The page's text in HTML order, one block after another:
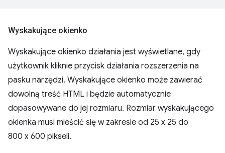
Wyskakujące okienko
Wyskakujące okienko działania jest wyświetlane, gdy
użytkownik kliknie przycisk działania rozszerzenia na
pasku narzędzi. Wyskakujące okienko może zawierać
dowolną treść HTML i będzie automatycznie
dopasowywane do jej rozmiaru. Rozmiar wyskakującego
okienka musi mieścić się w zakresie od 25 x 25 do
800 x 600 pikseli.